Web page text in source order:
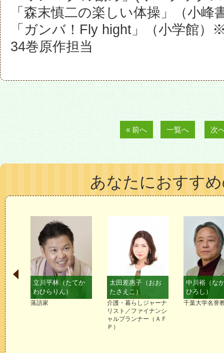
「森末慎二の楽しい体操」（小峰
「ガンバ！Fly hight」（小学館
34巻原作担当
« 前へ 一覧へ 次
あなたにおすす
ナ
立川平林（たてか
わひらりん）
落語家
太田差惠子（おお
たさえこ）
介護・暮らしジャーナ
リスト／ファイナンシ
ャルプランナー（ＡＦ
Ｐ）
中川裕（な
ひろし）
千葉大学名誉
候補リストを見る